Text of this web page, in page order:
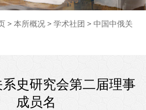
> 本所概况> 学术社团 > 中国中俄关
史研究会第二届理事
成员名